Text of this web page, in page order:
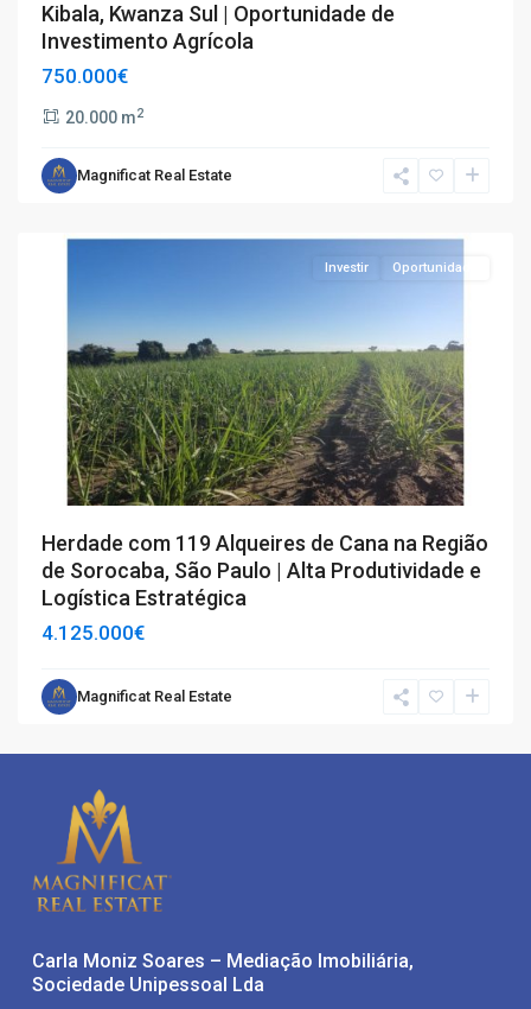
Kibala, Kwanza Sul | Oportunidade de
Investimento Agrícola
750.000€
20.000 m2
Magnificat Real Estate
Investir Oportunidade
Herdade com 119 Alqueires de Cana na Região
de Sorocaba, São Paulo | Alta Produtividade e
Logística Estratégica
4.125.000€
Magnificat Real Estate
Carla Moniz Soares – Mediação Imobiliária,
Sociedade Unipessoal Lda